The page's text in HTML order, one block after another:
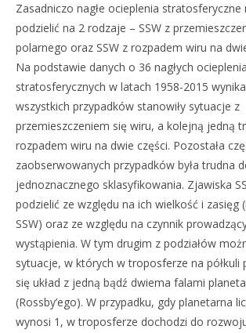
Zasadniczo nagłe ocieplenia
podzielić na 2 rodzaje – SSW z
polarnego oraz SSW z rozpadem wiru na
Na podstawie danych o 36 nagłych
stratosferycznych w latach 1958-2015
wszystkich przypadków stanowiły sytuacje z
przemieszczeniem się wiru, a kolejną jedną
rozpadem wiru na dwie części. Pozostała
zaobserwowanych przypadków była trudna
jednoznacznego sklasyfikowania. Zjawiska
podzielić ze względu na ich wielkość i zasięg
SSW) oraz ze względu na czynnik
wystąpienia. W tym drugim z podziałów
sytuacje, w których w troposferze na półkuli
się układ z jedną bądź dwiema falami
(Rossby’ego). W przypadku, gdy planetarna
wynosi 1, w troposferze dochodzi do